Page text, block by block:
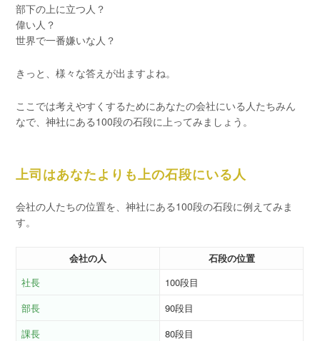
部下の上に立つ人？
偉い人？
世界で一番嫌いな人？
きっと、様々な答えが出ますよね。
ここでは考えやすくするためにあなたの会社にいる人たちみん
なで、神社にある100段の石段に上ってみましょう。
上司はあなたよりも上の石段にいる人
会社の人たちの位置を、神社にある100段の石段に例えてみま
す。
会社の人
石段の位置
社長
100段目
部長
90段目
課長
80段目